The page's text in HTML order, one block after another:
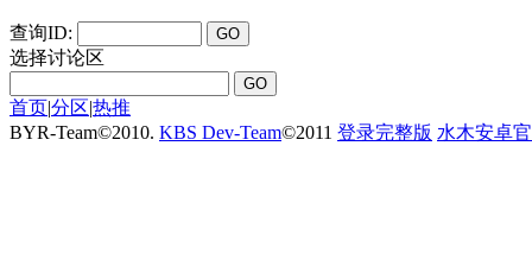
查询ID:
选择讨论区
首页|分区|热推
BYR-Team©2010. KBS Dev-Team©2011 登录完整版 水木安卓